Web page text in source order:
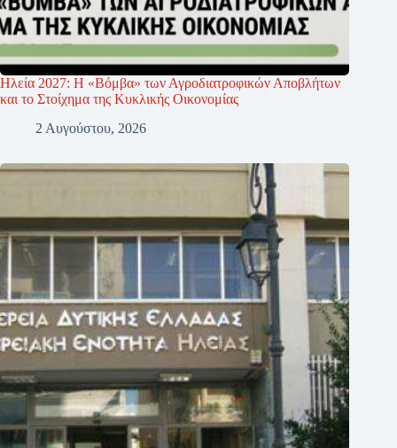
Ηλεία 2027: Η «Βόμβα» των Αγροδιατροφικών Αποβλήτων
και το Στοίχημα της Κυκλικής Οικονομίας
2 Αυγούστου, 2026